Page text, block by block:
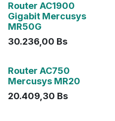
Router AC1900
Gigabit Mercusys
MR50G
30.236,00 Bs
Router AC750
Mercusys MR20
20.409,30 Bs